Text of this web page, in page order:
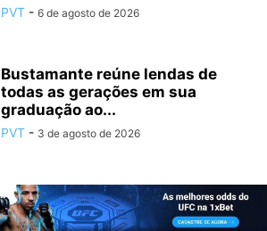
PVT - 6 de agosto de 2026
Bustamante reúne lendas de
todas as gerações em sua
graduação ao...
PVT - 3 de agosto de 2026